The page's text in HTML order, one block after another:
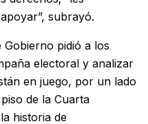
subrayó.
Gobierno pidió a los
electoral y analizar
en juego, por un lado
de la Cuarta
historia de